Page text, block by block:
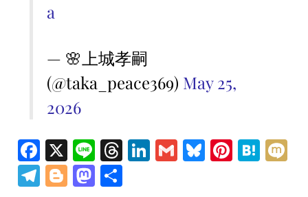
a
— 🌸上城孝嗣
(@taka_peace369) May 25,
2026
Fa
ce
X
Li
n
T
Li G
Bl Pi H
Te Bl M